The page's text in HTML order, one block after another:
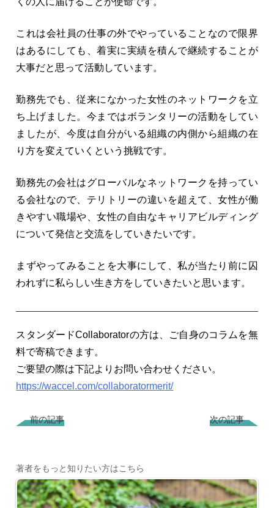
これは会社員の仕事の外でやっていることなので限界
はあるにしても、着実に実績を積んで継続することが
大事だと思って活動しています。
勤務先でも、従来になかった女性のネットワークを立
ち上げました。今まではボランタリーの活動をしてい
ましたが、今度は自分がいる組織の内側から組織の在
り方を変えていくという挑戦です。
勤務先の会社はグローバルなネットワークを持ってい
る会社なので、テリトリーの違いを超えて、女性が働
きやすい職場や、女性の自由なキャリアビルディング
について発信と交流をしていきたいです。
まずやってみることを大事にして、私が当たり前に囚
われずに私らしい生き方をしていきたいと思います。
スタンダードCollaboratorの方は、ご自身のコラムを無
料で寄稿できます。
ご要望の際は下記よりお問い合わせください。
https://waccel.com/collaboratormerit/
前の記事 次の記事
著者をもっと知りたい方はこちら